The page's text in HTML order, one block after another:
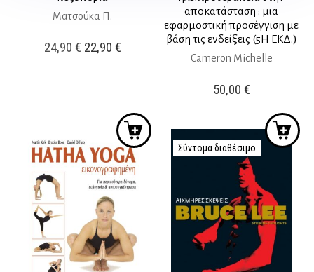
Ματσούκα Π.
24,90€ Original
22,90 €Η
22,90 €.
αποκατάσταση : μια
εφαρμοστική προσέγγιση με
βάση τις ενδείξεις (5Η ΕΚΔ.)
Cameron Michelle
50,00 €
Σύντομα διαθέσιμο